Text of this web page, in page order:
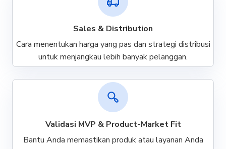
Sales & Distribution
Cara menentukan harga yang pas dan strategi distribusi
untuk menjangkau lebih banyak pelanggan.
Validasi MVP & Product-Market Fit
Bantu Anda memastikan produk atau layanan Anda